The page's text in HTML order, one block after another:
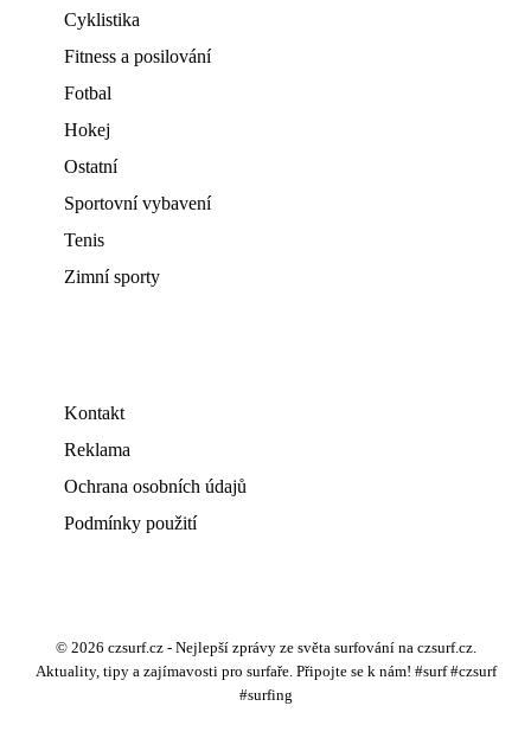
Cyklistika
Fitness a posilování
Fotbal
Hokej
Ostatní
Sportovní vybavení
Tenis
Zimní sporty
Kontakt
Reklama
Ochrana osobních údajů
Podmínky použití
© 2026 czsurf.cz - Nejlepší zprávy ze světa surfování na czsurf.cz.
Aktuality, tipy a zajímavosti pro surfaře. Připojte se k nám! #surf #czsurf
#surfing